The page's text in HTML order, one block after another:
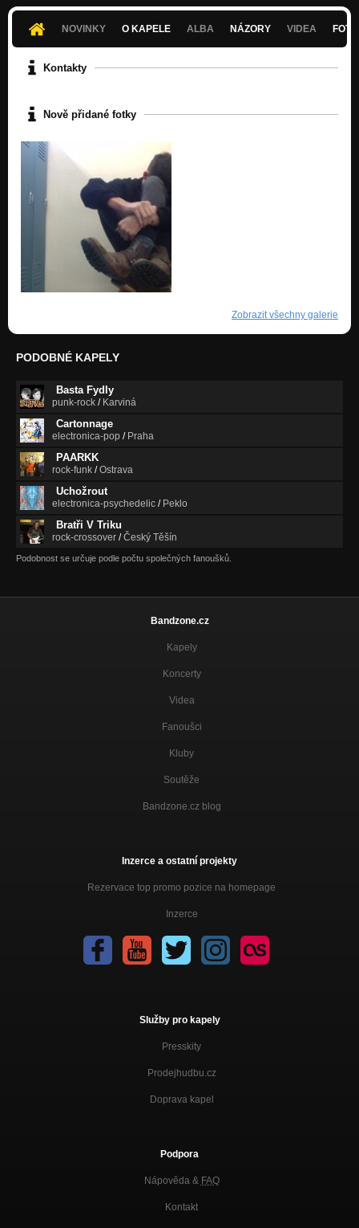
NOVINKY O KAPELE ALBA NÁZORY VIDEA
Kontakty
Nově přidané fotky
Zobrazit všechny galerie
PODOBNÉ KAPELY
Basta Fydly
punk-rock / Karviná
Cartonnage
electronica-pop / Praha
PAARKK
rock-funk /Ostrava
Uchožrout
electronica-psychedelic / Peklo
Bratři V Triku
rock-crossover /Český Těšín
Podobnost se určuje podle počtu společných fanoušků.
Bandzone.cz
Kapely
Koncerty
Videa
Fanoušci
Kluby
Soutěže
Bandzone.cz blog
Inzerce a ostatní projekty
Rezervace top promo pozice na homepage
Inzerce
Služby pro kapely
Presskity
Prodejhudbu.cz
Doprava kapel
Podpora
Nápověda & FAQ
Kontakt